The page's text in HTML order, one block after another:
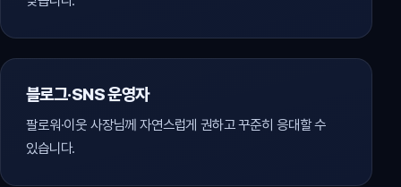
블로그·SNS 운영자
팔로워·이웃 사장님께 자연스럽게 권하고 꾸준히 응대할 수
있습니다.